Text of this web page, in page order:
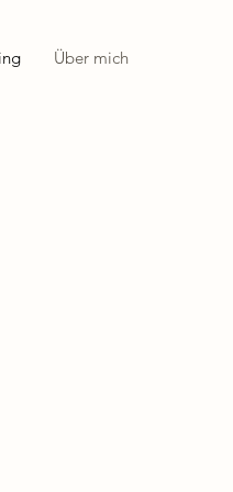
Über mich